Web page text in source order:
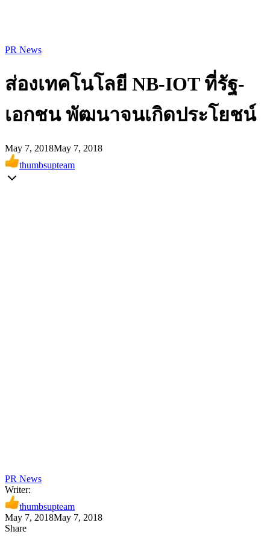
PR News
ส่องเทคโนโลยี NB-IOT ที่รัฐ-
เอกชน พัฒนาจนเกิดประโยชน์
May 7, 2018May 7, 2018
thumbsupteam
PR News
Writer:
thumbsupteam
May 7, 2018May 7, 2018
Share